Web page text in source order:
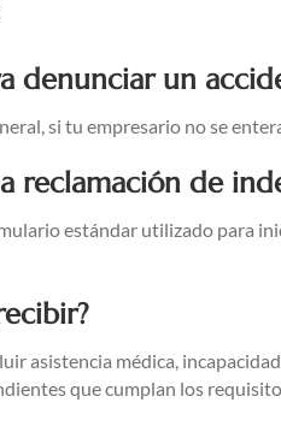
denunciar un
si tu empresario no se
reclamación de
estándar utilizado para
asistencia médica,
que cumplan los